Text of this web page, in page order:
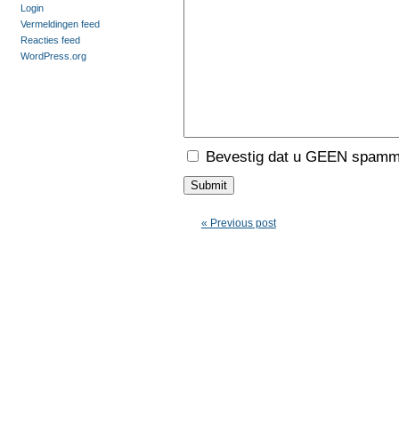
Bevestig dat u GEEN
« Previous post
Login
Vermeldingen feed
Reacties feed
WordPress.org